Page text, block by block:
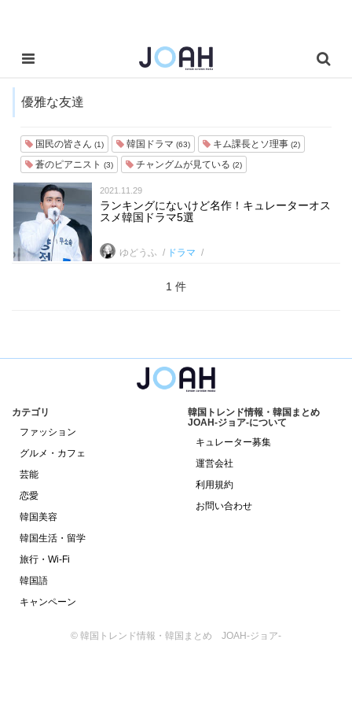
優雅な友達
国民の皆さん (1) 韓国ドラマ (63) キム課長とソ理事 (2)
蒼のピアニスト (3) チャングムが見ている (2)
2021.11.29
ランキングにないけど名作！キュレーターオス
スメ韓国ドラマ5選
ゆどうふ ドラマ
1 件
カテゴリ
ファッション
グルメ・カフェ
芸能
恋愛
韓国美容
韓国生活・留学
旅行・Wi-Fi
韓国語
キャンペーン
韓国トレンド情報・韓国まとめ
JOAH-ジョア-について
キュレーター募集
運営会社
利用規約
お問い合わせ
© 韓国トレンド情報・韓国まとめ JOAH-ジョア-